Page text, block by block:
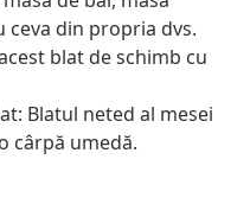
ceva din propria dvs.
blat de schimb cu
Blatul neted al mesei
cârpă umedă.